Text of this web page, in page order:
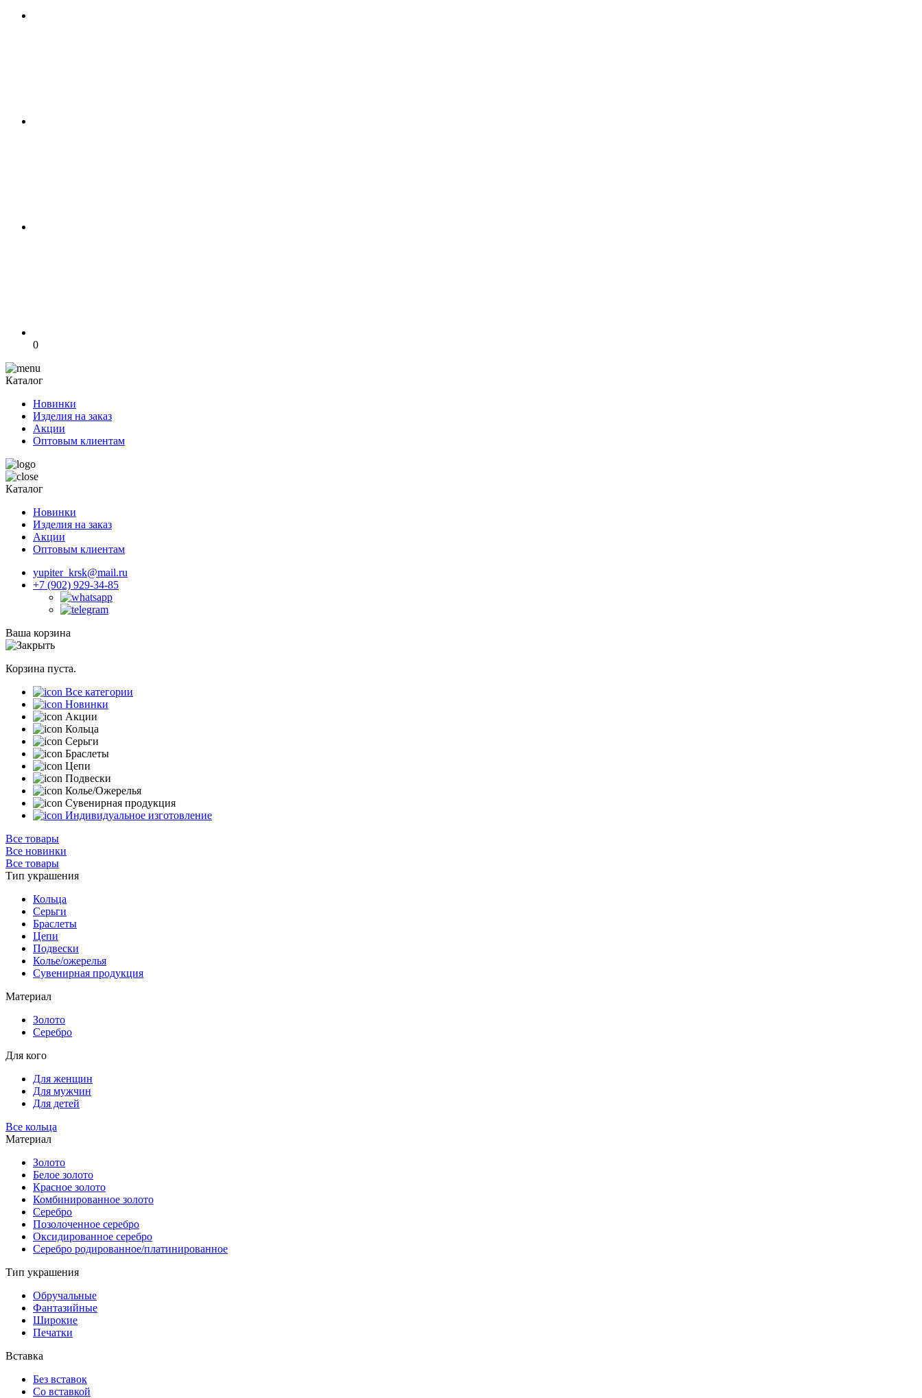
0
Каталог
Новинки
Изделия на заказ
Акции
Оптовым клиентам
Каталог
Новинки
Изделия на заказ
Акции
Оптовым клиентам
yupiter_krsk@mail.ru
+7 (902) 929-34-85
Ваша корзина
Корзина пуста.
Все категории
Новинки
Акции
Кольца
Серьги
Браслеты
Цепи
Подвески
Колье/Ожерелья
Сувенирная продукция
Индивидуальное изготовление
Все товары
Все новинки
Все товары
Тип украшения
Кольца
Серьги
Браслеты
Цепи
Подвески
Колье/ожерелья
Сувенирная продукция
Материал
Золото
Серебро
Для кого
Для женщин
Для мужчин
Для детей
Все кольца
Материал
Золото
Белое золото
Красное золото
Комбинированное золото
Серебро
Позолоченное серебро
Оксидированное серебро
Серебро родированное/платинированное
Тип украшения
Обручальные
Фантазийные
Широкие
Печатки
Вставка
Без вставок
Со вставкой